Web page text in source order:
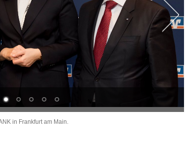
in Frankfurt am Main.